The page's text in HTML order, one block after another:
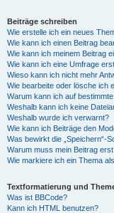
Beiträge schreiben
Wie erstelle ich ein neues
Wie kann ich einen Beitrag
Wie kann ich meinem Beitrag
Wie kann ich eine Umfrage
Wieso kann ich nicht mehr
Wie bearbeite oder lösche ich
Warum kann ich auf
Weshalb kann ich keine
Weshalb wurde ich verwarnt?
Wie kann ich Beiträge den
Was bewirkt die „Speichern“-
Warum muss mein Beitrag
Wie markiere ich ein Thema
Textformatierung und
Was ist BBCode?
Kann ich HTML benutzen?